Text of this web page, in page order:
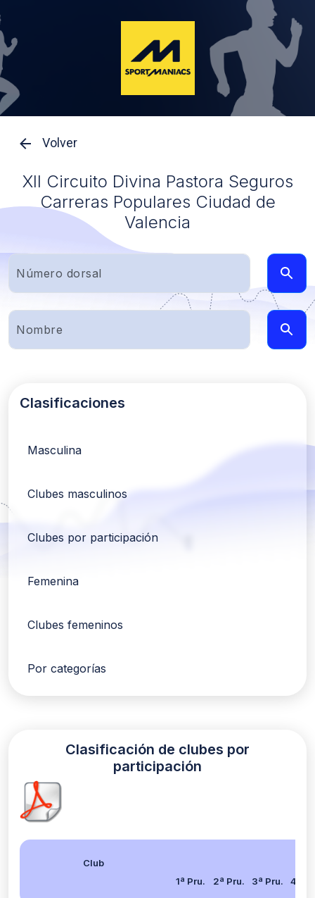
Volver
XII Circuito Divina Pastora Seguros
Carreras Populares Ciudad de
Valencia
Clasificaciones
Masculina
Clubes masculinos
Clubes por participación
Femenina
Clubes femeninos
Por categorías
Clasificación de clubes por
participación
Club
1ª Pru.
2ª Pru. 3ª Pru. 4ª